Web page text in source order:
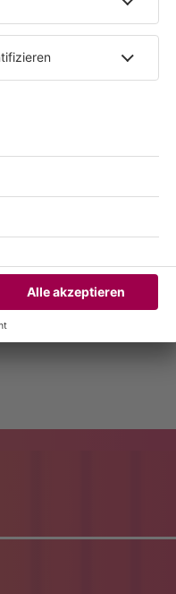
Alchimyst, Aly & Fila, Ben
Fusco, Gareth Emery,
Neelix, Omiki, Paul van
Dust, Sajanka,
Bomba, Brooklyn
Creek b2b Bamba, Da
Frenzy, Groove
Mia Julia, Pulsedriver,
Village
Nova, Luke Madness,